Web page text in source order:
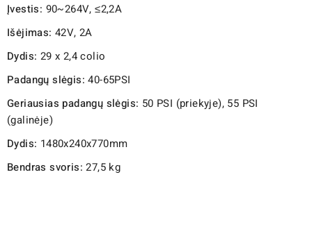
Įvestis: 90~264V, ≤2,2A
Išėjimas: 42V, 2A
Dydis: 29 x 2,4 colio
Padangų slėgis: 40-65PSI
Geriausias padangų slėgis: 50 PSI (priekyje), 55 PSI
(galinėje)
Dydis: 1480x240x770mm
Bendras svoris: 27,5 kg